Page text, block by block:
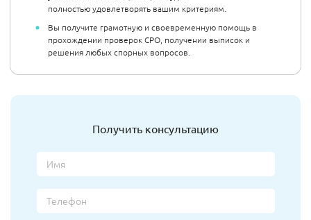
полностью удовлетворять вашим критериям.
Вы получите грамотную и своевременную помощь в
прохождении проверок СРО, получении выписок и
решения любых спорных вопросов.
Получить консультацию